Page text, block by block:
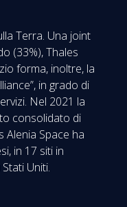
Terra. Una joint
(33%), Thales
forma, inoltre, la
in grado di
Nel 2021 la
consolidato di
Alenia Space ha
in 17 siti in
Uniti.